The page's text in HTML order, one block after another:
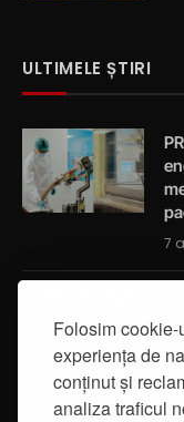
Folosim
experiența de
conținut și
analiza traficul
ULTIMELE ȘTIRI
7
7